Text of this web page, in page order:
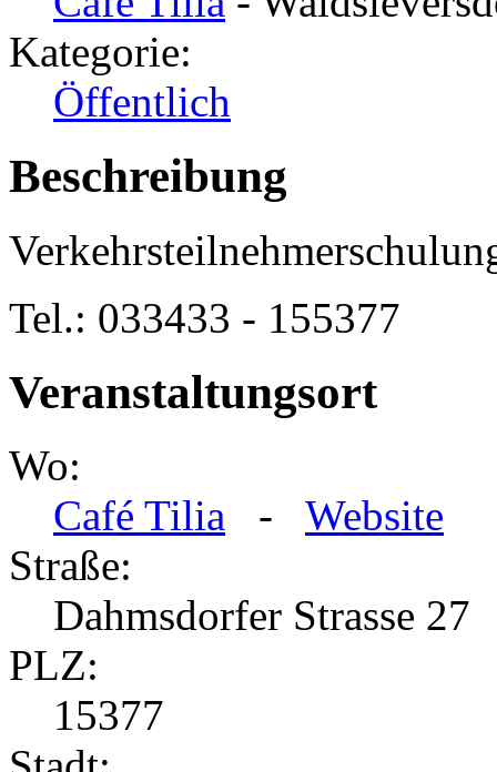
Kategorie:
Öffentlich
Beschreibung
Tel.: 033433 - 155377
Veranstaltungsort
Wo:
Café Tilia - Website
Straße:
Dahmsdorfer Strasse 27
PLZ:
15377